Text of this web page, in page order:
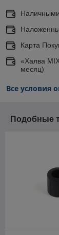
Наличными
Карта
«Халва
месяц)
Все условия
Подобные